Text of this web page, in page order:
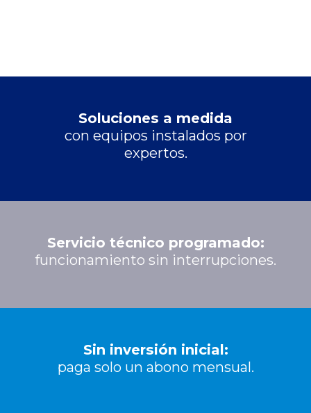
Soluciones a medida
con equipos instalados por
expertos.
Servicio técnico programado:
funcionamiento sin interrupciones.
Sin inversión inicial:
paga solo un abono mensual.